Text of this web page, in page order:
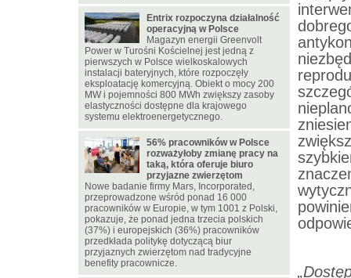
Entrix rozpoczyna działalność
operacyjną w Polsce
Magazyn energii Greenvolt
Power w Turośni Kościelnej jest jedną z
pierwszych w Polsce wielkoskalowych
instalacji bateryjnych, które rozpoczęły
eksploatację komercyjną. Obiekt o mocy 200
MW i pojemności 800 MWh zwiększy zasoby
elastyczności dostępne dla krajowego
systemu elektroenergetycznego.
56% pracowników w Polsce
rozważyłoby zmianę pracy na
taką, która oferuje biuro
przyjazne zwierzętom
Nowe badanie firmy Mars, Incorporated,
przeprowadzone wśród ponad 16 000
pracowników w Europie, w tym 1001 z Polski,
pokazuje, że ponad jedna trzecia polskich
(37%) i europejskich (36%) pracowników
przedkłada politykę dotyczącą biur
przyjaznych zwierzętom nad tradycyjne
benefity pracownicze.